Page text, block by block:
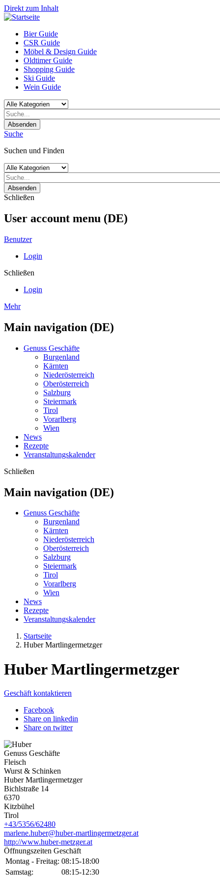
Direkt zum Inhalt
Bier Guide
CSR Guide
Möbel & Design Guide
Oldtimer Guide
Shopping Guide
Ski Guide
Wein Guide
Absenden
Suche
Suchen und Finden
Absenden
Schließen
User account menu (DE)
Benutzer
Login
Schließen
Login
Mehr
Main navigation (DE)
Genuss Geschäfte
Burgenland
Kärnten
Niederösterreich
Oberösterreich
Salzburg
Steiermark
Tirol
Vorarlberg
Wien
News
Rezepte
Veranstaltungskalender
Schließen
Main navigation (DE)
Genuss Geschäfte
Burgenland
Kärnten
Niederösterreich
Oberösterreich
Salzburg
Steiermark
Tirol
Vorarlberg
Wien
News
Rezepte
Veranstaltungskalender
Startseite
Huber Martlingermetzger
Huber Martlingermetzger
Geschäft kontaktieren
Facebook
Share on linkedin
Share on twitter
Genuss Geschäfte
Fleisch
Wurst & Schinken
Huber Martlingermetzger
Bichlstraße 14
6370
Kitzbühel
Tirol
+43/5356/62480
marlene.huber@huber-martlingermetzger.at
http://www.huber-metzger.at
Öffnungszeiten Geschäft
Montag - Freitag: 08:15-18:00
Samstag:
08:15-12:30